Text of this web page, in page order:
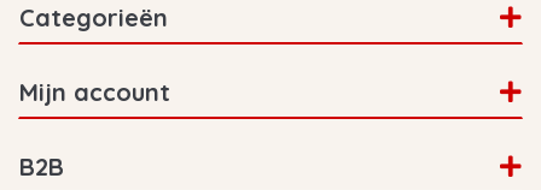
Categorieën
Mijn account
B2B